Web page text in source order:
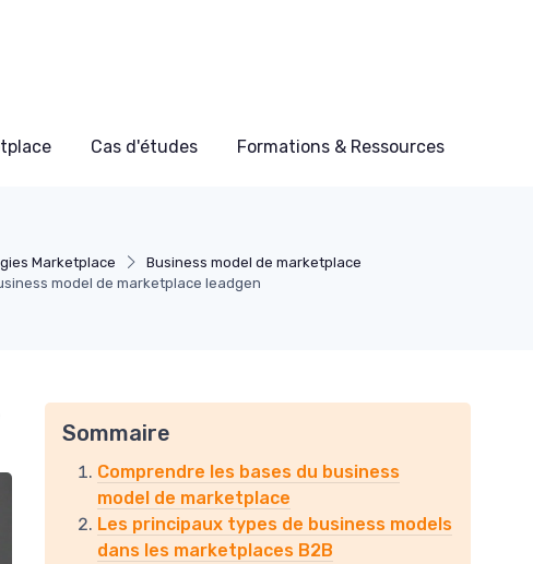
Cas d'études Formations & Ressources
Marketplace
Business model de marketplace
model de marketplace leadgen
Sommaire
Comprendre les bases du business
model de marketplace
Les principaux types de business models
dans les marketplaces B2B